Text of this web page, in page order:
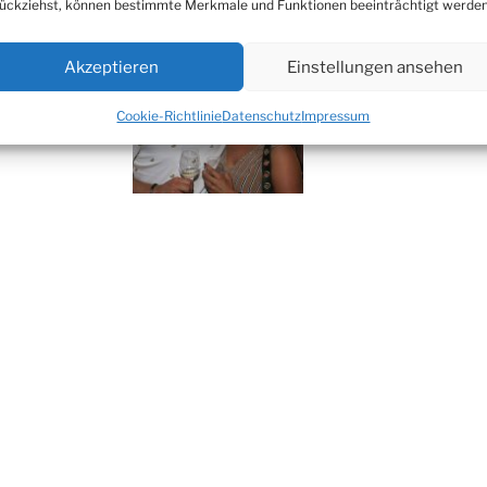
können bestimmte Merkmale und Funktionen beeinträchtigt
Akzeptieren Einstellungen ansehen
Cookie-RichtlinieDatenschutzImpressum